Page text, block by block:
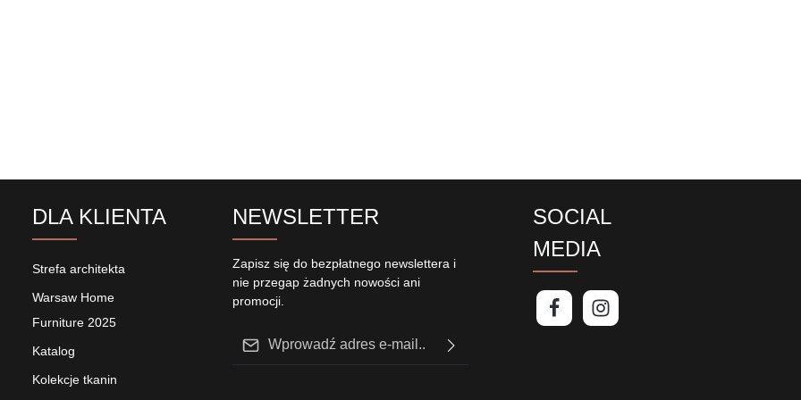
NEWSLETTER
Zapisz się do bezpłatnego newslettera i
nie przegap żadnych nowości ani
promocji.
SOCIAL
MEDIA
DLA KLIENTA
Strefa architekta
Warsaw Home
Furniture 2025
Katalog
Kolekcje tkanin